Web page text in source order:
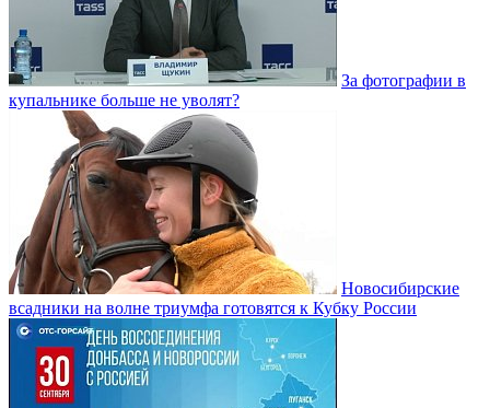
За фотографии в
купальнике больше не уволят?
Новосибирские
всадники на волне триумфа готовятся к Кубку России